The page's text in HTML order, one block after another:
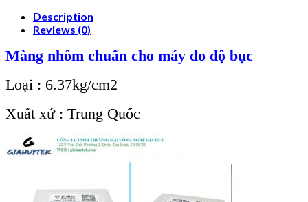
Description
Reviews (0)
Màng nhôm chuẩn cho máy đo độ bục
Loại : 6.37kg/cm2
Xuất xứ : Trung Quốc